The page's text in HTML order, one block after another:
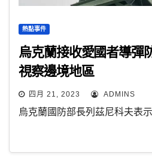
熱點事件
烏克蘭接收愛國者導彈
視察邊境地區
四月 21, 2023 ADMINS
烏克蘭國防部長列茲尼科夫表